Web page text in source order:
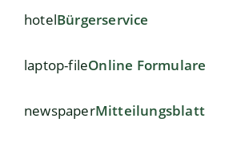
hotelBürgerservice
laptop-fileOnline Formulare
newspaperMitteilungsblatt